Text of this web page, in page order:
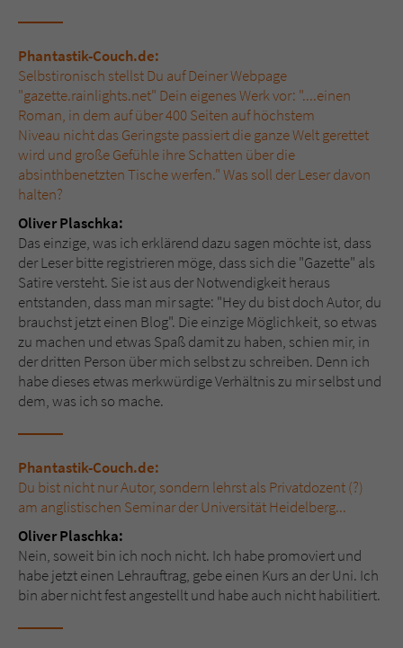
Phantastik-Couch.de:
Selbstironisch stellst Du auf Deiner Webpage
"gazette.rainlights.net" Dein eigenes Werk vor: "....einen
Roman, in dem auf über 400 Seiten auf höchstem
Niveau nicht das Geringste passiert die ganze Welt gerettet
wird und große Gefühle ihre Schatten über die
absinthbenetzten Tische werfen." Was soll der Leser davon
halten?
Oliver Plaschka:
Das einzige, was ich erklärend dazu sagen möchte ist, dass
der Leser bitte registrieren möge, dass sich die "Gazette" als
Satire versteht. Sie ist aus der Notwendigkeit heraus
entstanden, dass man mir sagte: "Hey du bist doch Autor, du
brauchst jetzt einen Blog". Die einzige Möglichkeit, so etwas
zu machen und etwas Spaß damit zu haben, schien mir, in
der dritten Person über mich selbst zu schreiben. Denn ich
habe dieses etwas merkwürdige Verhältnis zu mir selbst und
dem, was ich so mache.
Phantastik-Couch.de:
Du bist nicht nur Autor, sondern lehrst als Privatdozent (?)
am anglistischen Seminar der Universität Heidelberg...
Oliver Plaschka:
Nein, soweit bin ich noch nicht. Ich habe promoviert und
habe jetzt einen Lehrauftrag, gebe einen Kurs an der Uni. Ich
bin aber nicht fest angestellt und habe auch nicht habilitiert.